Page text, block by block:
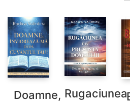
Doamne, Rugaciunea